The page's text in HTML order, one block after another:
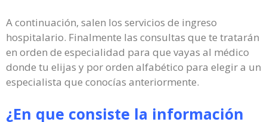
A continuación, salen los servicios de ingreso
hospitalario. Finalmente las consultas que te tratarán
en orden de especialidad para que vayas al médico
donde tu elijas y por orden alfabético para elegir a un
especialista que conocías anteriormente.
¿En que consiste la información